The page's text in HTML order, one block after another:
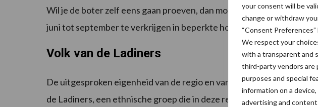
your consent will be
change or withdraw
“Consent
We respect your
with a transparent and
third-party vendors are
purposes and special
information on a
advertising and
Wil je de boter zelf eens gaan proeven, dan moet je snel zijn en best
juni tot september te verkrijgen in beperkte hoeveelheden.
Volk van de Ladiners
De uitgesproken eigenheid van de regio en van de verschillende
de Ladiners, een ethnische groep die in deze regio woont en het